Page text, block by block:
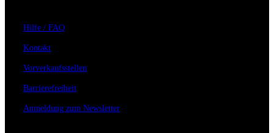
Hilfe / FAQ
Kontakt
Vorverkaufsstellen
Barrierefreiheit
Anmeldung zum Newsletter